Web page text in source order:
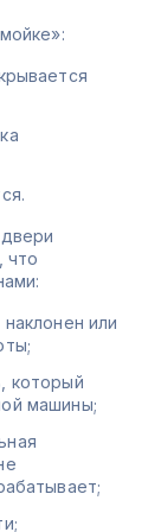
что
или
который
машины;